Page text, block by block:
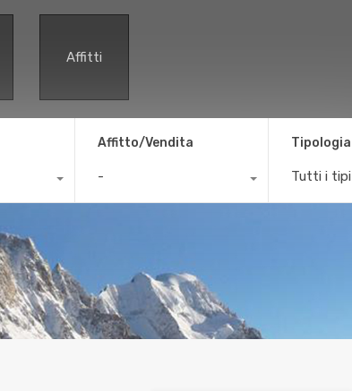
Affitti
Affitto/Vendita
-
Tipologia
Tutti i tipi